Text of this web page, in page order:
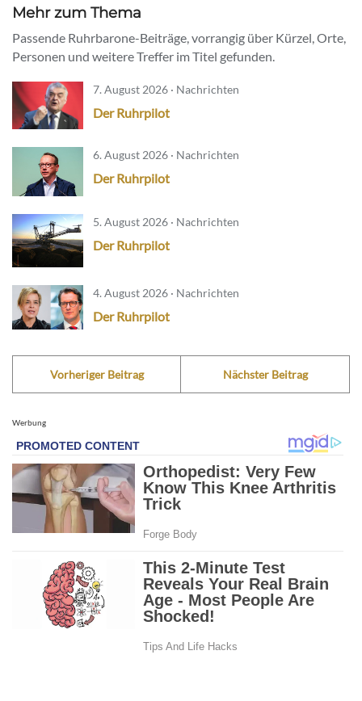
Mehr zum Thema
Passende Ruhrbarone-Beiträge, vorrangig über Kürzel, Orte,
Personen und weitere Treffer im Titel gefunden.
7. August 2026 · Nachrichten
Der Ruhrpilot
6. August 2026 · Nachrichten
Der Ruhrpilot
5. August 2026 · Nachrichten
Der Ruhrpilot
4. August 2026 · Nachrichten
Der Ruhrpilot
Vorheriger Beitrag Nächster Beitrag
Werbung